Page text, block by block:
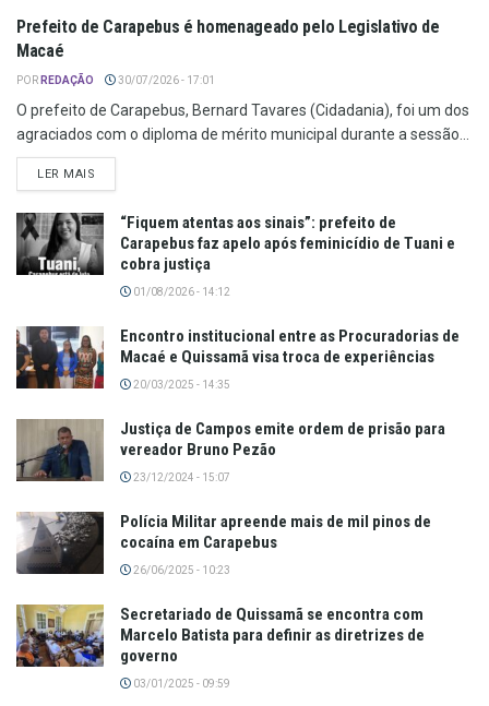
Prefeito de Carapebus é homenageado pelo Legislativo de
Macaé
POR REDAÇÃO 30/07/2026 - 17:01
O prefeito de Carapebus, Bernard Tavares (Cidadania), foi um dos
agraciados com o diploma de mérito municipal durante a sessão...
LER MAIS
“Fiquem atentas aos sinais”: prefeito de
Carapebus faz apelo após feminicídio de Tuani e
cobra justiça
01/08/2026 - 14:12
Encontro institucional entre as Procuradorias de
Macaé e Quissamã visa troca de experiências
20/03/2025 - 14:35
Justiça de Campos emite ordem de prisão para
vereador Bruno Pezão
23/12/2024 - 15:07
Polícia Militar apreende mais de mil pinos de
cocaína em Carapebus
26/06/2025 - 10:23
Secretariado de Quissamã se encontra com
Marcelo Batista para definir as diretrizes de
governo
03/01/2025 - 09:59